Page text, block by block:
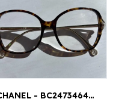
CHANEL - BC24734644 53¤16